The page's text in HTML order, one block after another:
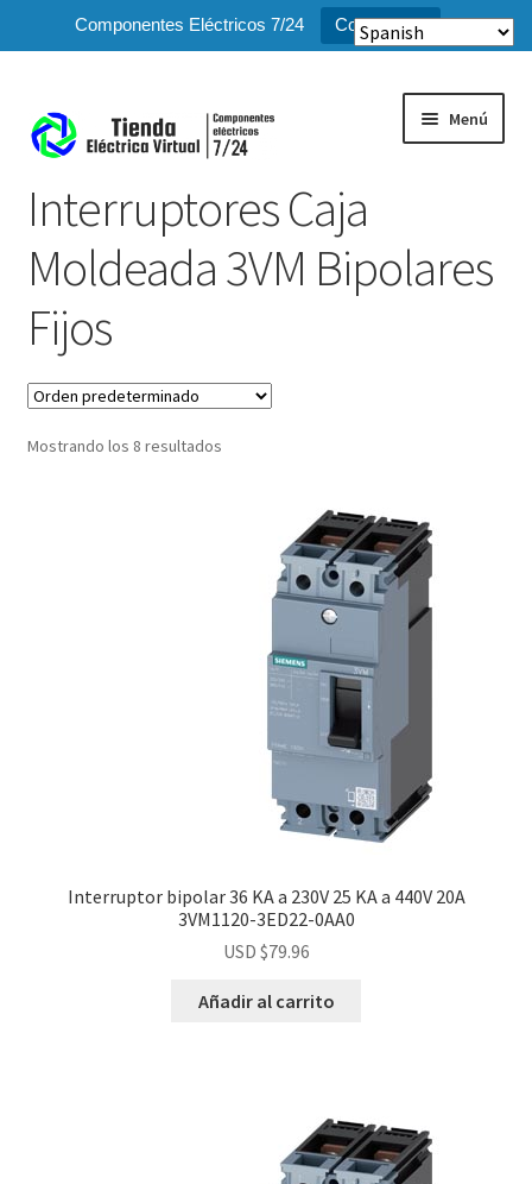
Componentes Eléctricos 7/24 Compra ya!
Menú
Inicio
Tienda
Preguntas Frecuentes
Interruptores Caja
Moldeada 3VM Bipolares
Fijos
Mostrando los 8 resultados
Interruptor bipolar 36 KA a 230V 25 KA a 440V 20A
3VM1120-3ED22-0AA0
USD $79.96
Añadir al carrito